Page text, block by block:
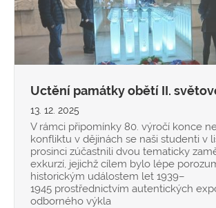
Uctění památky obětí II.
13. 12. 2025
V rámci připomínky 80. výročí konce
konfliktu v dějinách se naši studenti v
prosinci zúčastnili dvou tematicky
exkurzí, jejichž cílem bylo lépe
historickým událostem let 1939–
1945 prostřednictvím autentických
odborného výkla